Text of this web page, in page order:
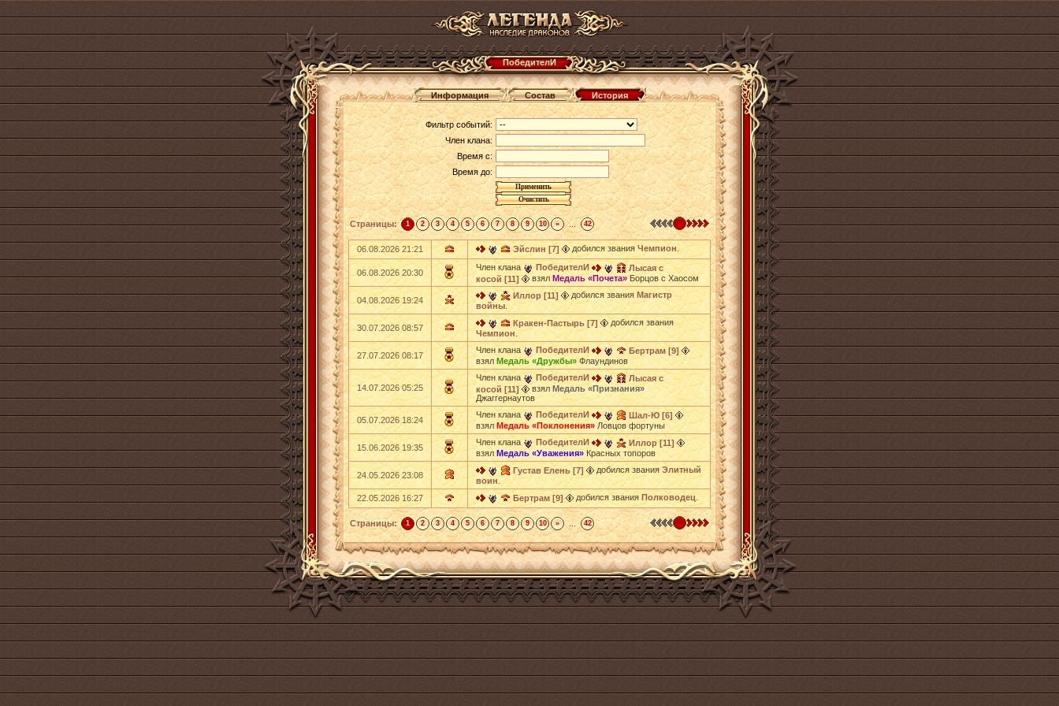
ПобедителИ
Информация Состав История
Фильтр событий:
Член клана:
Время с:
Время до:
Страницы: 1 2 3 4 5 6 7 8 9 10 » ... 42
06.08.2026 21:21 Эйслин [7] добился званияЧемпион.
06.08.2026 20:30
Член клана ПобедителИ
Лысая с
косой [11]
взялМедаль «Почета»Борцов с Хаосом
04.08.2026 19:24 Иллор [11] добился званияМагистр
войны.
30.07.2026 08:57 Кракен-Пастырь [7]
добился звания
Чемпион.
27.07.2026 08:17
Член клана ПобедителИ
Бертрам [9]
взялМедаль «Дружбы»Флаундинов
14.07.2026 05:25
Член клана ПобедителИ
Лысая с
косой [11]
взялМедаль «Признания»
Джаггернаутов
05.07.2026 18:24
Член клана ПобедителИ
Шал-Ю [6]
взялМедаль «Поклонения»Ловцов фортуны
15.06.2026 19:35
Член клана ПобедителИ
Иллор [11]
взялМедаль «Уважения»Красных топоров
24.05.2026 23:08 Густав Елень [7] добился званияЭлитный
воин.
22.05.2026 16:27
Бертрам [9] добился званияПолководец.
Страницы: 1 2 3 4 5 6 7 8 9 10 » ... 42